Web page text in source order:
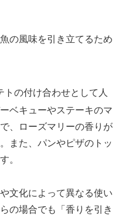
の風味を引き立てるため
の付け合わせとして人
ベキューやステーキのマ
、ローズマリーの香りが
また、パンやピザのトッ
。
文化によって異なる使い
の場合でも「香りを引き